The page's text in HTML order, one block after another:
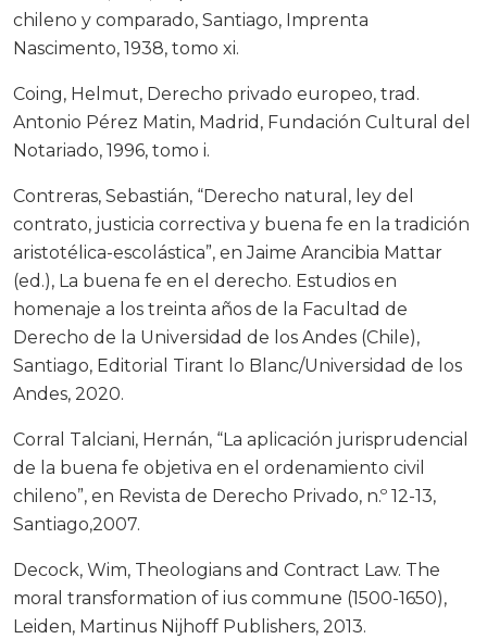
chileno y comparado, Santiago, Imprenta
Nascimento, 1938, tomo xi.
Coing, Helmut, Derecho privado europeo, trad.
Antonio Pérez Matin, Madrid, Fundación Cultural del
Notariado, 1996, tomo i.
Contreras, Sebastián, “Derecho natural, ley del
contrato, justicia correctiva y buena fe en la tradición
aristotélica-escolástica”, en Jaime Arancibia Mattar
(ed.), La buena fe en el derecho. Estudios en
homenaje a los treinta años de la Facultad de
Derecho de la Universidad de los Andes (Chile),
Santiago, Editorial Tirant lo Blanc/Universidad de los
Andes, 2020.
Corral Talciani, Hernán, “La aplicación jurisprudencial
de la buena fe objetiva en el ordenamiento civil
chileno”, en Revista de Derecho Privado, n.º 12-13,
Santiago,2007.
Decock, Wim, Theologians and Contract Law. The
moral transformation of ius commune (1500-1650),
Leiden, Martinus Nijhoff Publishers, 2013.